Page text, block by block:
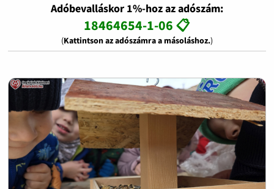
Adóbevalláskor 1%-hoz az adószám:
18464654-1-06 📋
(Kattintson az adószámra a másoláshoz.)